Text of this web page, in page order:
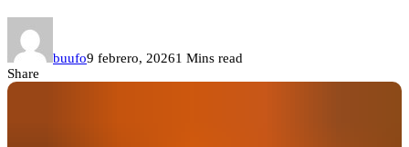
buufo9 febrero, 20261 Mins read
Share